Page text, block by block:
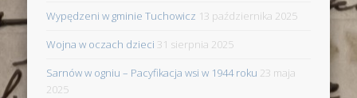
Wypędzeni w gminie Tuchowicz 13 października 2025
Wojna w oczach dzieci 31 sierpnia 2025
Sarnów w ogniu – Pacyfikacja wsi w 1944 roku 23 maja
2025